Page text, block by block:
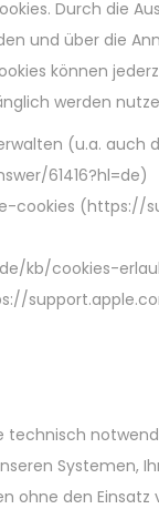
Durch die
und über die
können
werden
(u.a. auch
61416?hl=de)
cookies (https://
kb/cookies-
Systemen,
ohne den Einsatz